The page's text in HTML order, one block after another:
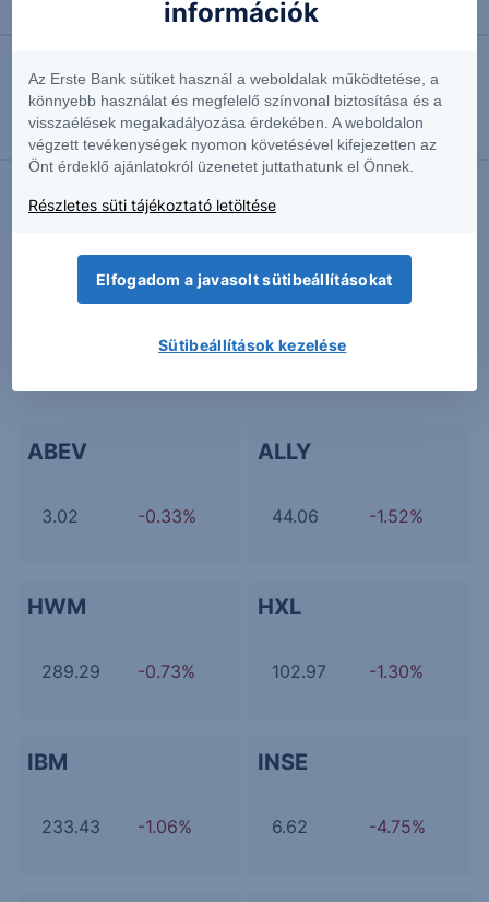
2018.01.04. 16:06
Credit Suisse Protect Multi Kupon Express US Big
Data 2018-2021
Kapcsolódó termékek
ABEV
3.02 -0.33%
ALLY
44.06 -1.52%
HWM
289.29 -0.73%
HXL
102.97 -1.30%
IBM
233.43 -1.06%
INSE
6.62 -4.75%
információk
Az Erste Bank sütiket használ a weboldalak működtetése, a
könnyebb használat és megfelelő színvonal biztosítása és a
visszaélések megakadályozása érdekében. A weboldalon
végzett tevékenységek nyomon követésével kifejezetten az
Önt érdeklő ajánlatokról üzenetet juttathatunk el Önnek.
Részletes süti tájékoztató letöltése
Elfogadom a javasolt sütibeállításokat
Sütibeállítások kezelése